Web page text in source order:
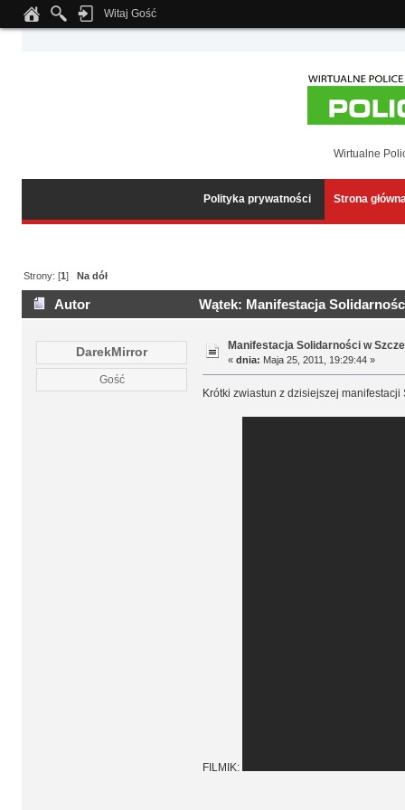
Notice: Undefined index: tapatalk_body_hook in
Witaj Gość
Wirtualne
Polityka prywatności Strona
Strony: [1]Na dół
Autor Wątek: Manifestacja
DarekMirror
Gość
Manifestacja Solidarności w
« dnia: Maja 25, 2011, 19:29:44 »
Krótki zwiastun z dzisiejszej
FILMIK: